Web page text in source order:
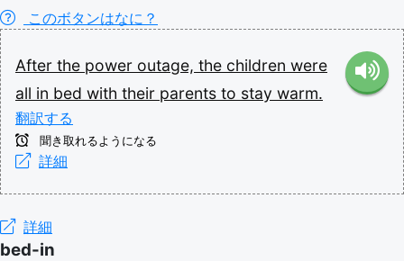
このボタンはなに？
After the power outage, the children were
all in bed with their parents to stay warm.
翻訳する
聞き取れるようになる
詳細
詳細
bed-in